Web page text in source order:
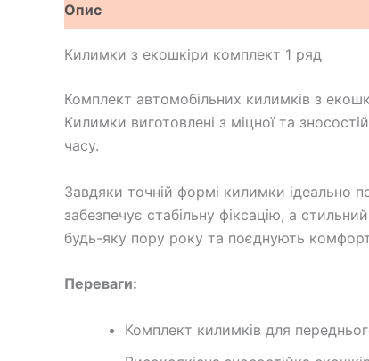
Опис
Килимки з екошкіри комплект 1 ряд
Комплект автомобільних килимків з
Килимки виготовлені з міцної та
часу.
Завдяки точній формі килимки ідеально
забезпечує стабільну фіксацію, а
будь-яку пору року та поєднують комфорт,
Переваги:
Комплект килимків для